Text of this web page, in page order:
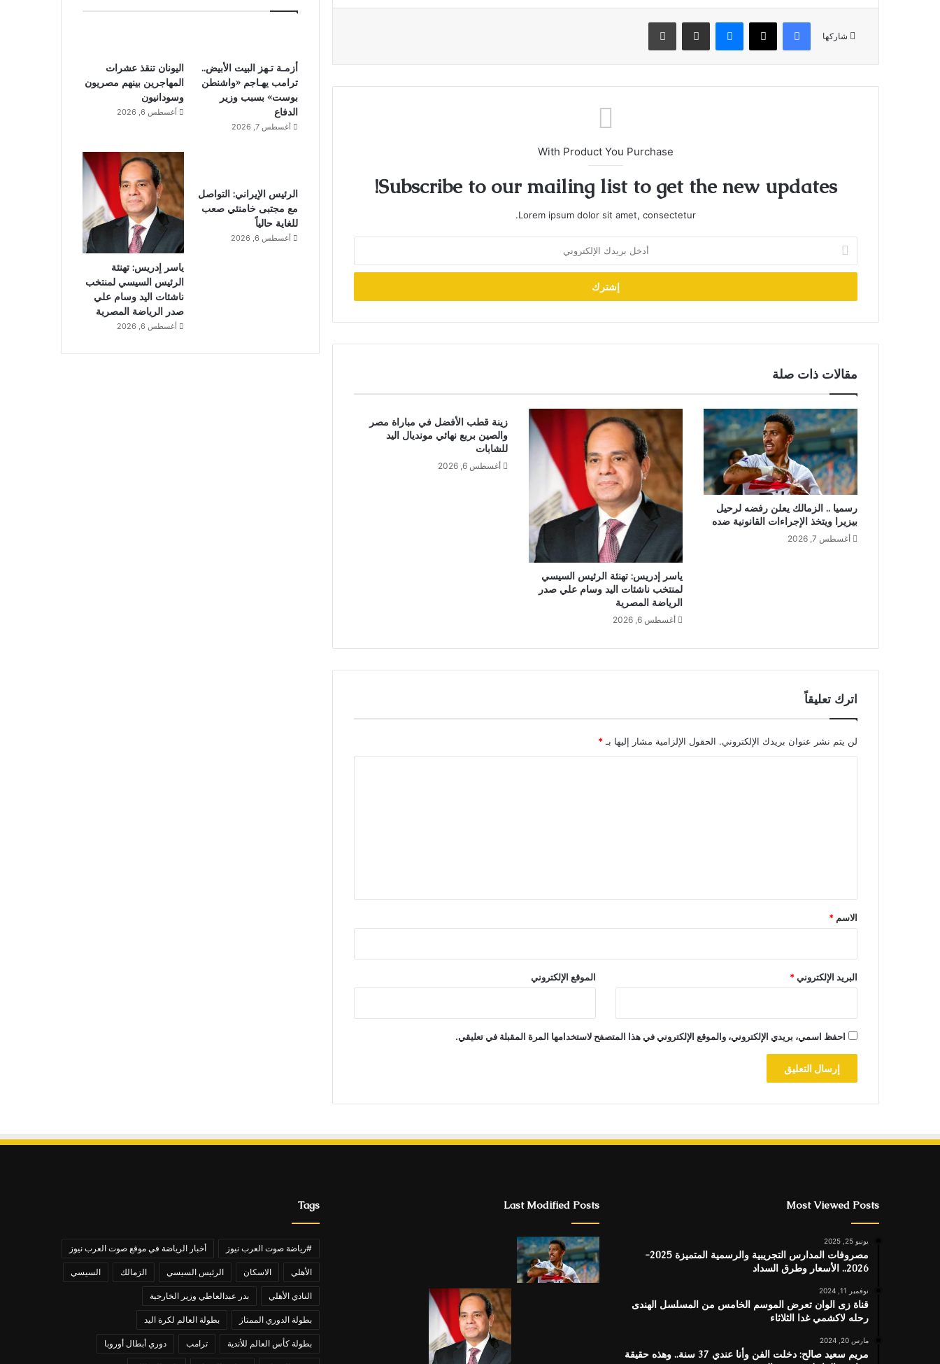
شاركها
فيسبوك X ماسنجر مشاركة عبر البريد طباعة
With Product You Purchase
Subscribe to our mailing list to get the new updates!
Lorem ipsum dolor sit amet, consectetur.
بريدك
الإلكتروني
مقالات ذات صلة
رسميا .. الزمالك يعلن رفضه لرحيل
بيزيرا ويتخذ الإجراءات القانونية ضده
أغسطس 7, 2026
ياسر إدريس: تهنئة الرئيس السيسي
لمنتخب ناشئات اليد وسام علي صدر
الرياضة المصرية
أغسطس 6, 2026
زينة قطب الأفضل في مباراة مصر
والصين بربع نهائي مونديال اليد
للشابات
أغسطس 6, 2026
اترك تعليقاً
لن يتم نشر عنوان بريدك الإلكتروني. الحقول الإلزامية مشار إليها بـ *
*
الاسم *
البريد الإلكتروني* الموقع الإلكتروني
احفظ اسمي، بريدي الإلكتروني، والموقع الإلكتروني في هذا المتصفح لاستخدامها المرة المقبلة في تعليقي.
أزمـة تـهز البيت الأبيض..
ترامب يهـاجم «واشنطن
بوست» بسبب وزير
الدفاع
أغسطس 7, 2026
اليونان تنقذ عشرات
المهاجرين بينهم مصريون
وسودانيون
أغسطس 6, 2026
الرئيس الإيراني: التواصل
مع مجتبى خامنئي صعب
للغاية حالياً
أغسطس 6, 2026
ياسر إدريس: تهنئة
الرئيس السيسي لمنتخب
ناشئات اليد وسام علي
صدر الرياضة المصرية
أغسطس 6, 2026
Most Viewed Posts
يونيو 25, 2025
مصروفات المدارس التجريبية والرسمية المتميزة 2025-
2026.. الأسعار وطرق السداد
نوفمبر 11, 2024
قناة زى الوان تعرض الموسم الخامس من المسلسل الهندى
رحله لاكشمي غدا الثلاثاء
مارس 20, 2024
مريم سعيد صالح: دخلت الفن وأنا عندي 37 سنة.. وهذه حقيقة
Last Modified Posts
Tags
#رياضة صوت العرب نيوز أخبار الرياضة في موقع صوت العرب نيوز
الأهلي الاسكان الرئيس السيسي الزمالك السيسي
النادي الأهلي بدر عبدالعاطي وزير الخارجية
بطولة الدوري الممتاز بطولة العالم لكرة اليد
بطولة كأس العالم للأندية ترامب دوري أبطال أوروبا